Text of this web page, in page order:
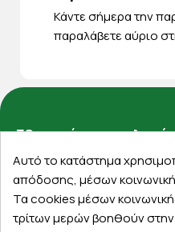
Κάντε σήμερα την
παραλάβετε αύριο
Εξυπηρέτηση
Λογαριασμός
Τα αγαπημένα μου
Τρόποι παραγγελίας
Αυτό το κατάστημα
απόδοσης, μέσων
Τα cookies μέσων
τρίτων μερών βοηθούν